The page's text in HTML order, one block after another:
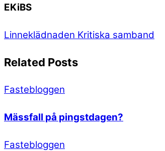
EKiBS
Linneklädnaden Kritiska samband
Related Posts
Fastebloggen
Mässfall på pingstdagen?
Fastebloggen